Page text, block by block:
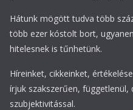
Hátunk mögött tudva több
több ezer kóstolt bort,
hitelesnek is tűnhetünk.
Híreinket, cikkeinket,
írjuk szakszerűen, függetlenül,
szubjektivitással.